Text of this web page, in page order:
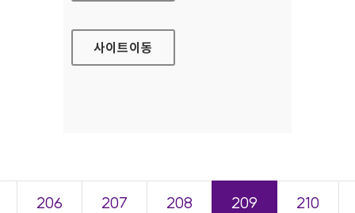
사이트이동
206 207 208 209 210